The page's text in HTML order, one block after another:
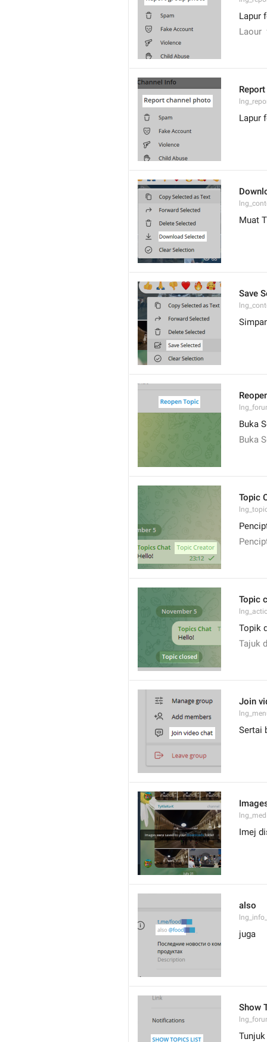
Lapur
Laour
Lapur
Muat
Save
Buka
Buka
Topic
Topic
Topik
Tajuk
Join
Sertai
Imej
also
juga
Show